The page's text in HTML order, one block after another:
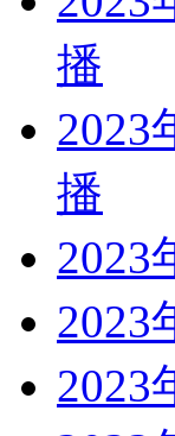
播
2023
播
2023
2023
2023